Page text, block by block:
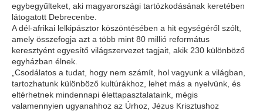
egybegyűlteket, aki magyarországi tartózkodásának keretében
látogatott Debrecenbe.
A dél-afrikai lelkipásztor köszöntésében a hit egységéről szólt,
amely összefogja azt a több mint 80 millió református
keresztyént egyesítő világszervezet tagjait, akik 230 különböző
egyházban élnek.
„Csodálatos a tudat, hogy nem számít, hol vagyunk a világban,
tartozhatunk különböző kultúrákhoz, lehet más a nyelvünk, és
eltérhetnek mindennapi élettapasztalataink, mégis
valamennyien ugyanahhoz az Úrhoz, Jézus Krisztushoz